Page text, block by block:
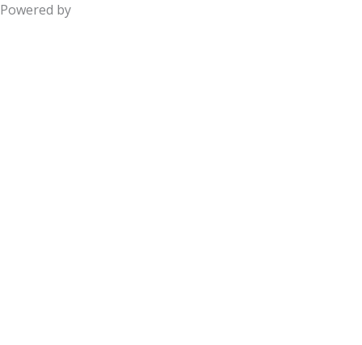
Powered by